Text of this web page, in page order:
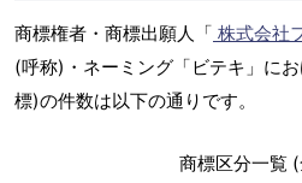
商標権者・商標出願人「 株式会社
(呼称)・ネーミング「ビテキ」に
標)の件数は以下の通りです。
商標区分一覧